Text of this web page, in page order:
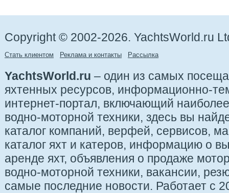
Copyright © 2002-2026. YachtsWorld.ru
Стать клиентом Реклама и контакты Рассылка
YachtsWorld.ru – один из самых
яхтенных ресурсов, информационно-
интернет-портал, включающий
водно-моторной техники, здесь вы
каталог компаний, верфей, сервисов,
каталог яхт и катеров, информацию о
аренде яхт, объявления о продаже
водно-моторной техники, вакансии,
самые последние новости. Работает с